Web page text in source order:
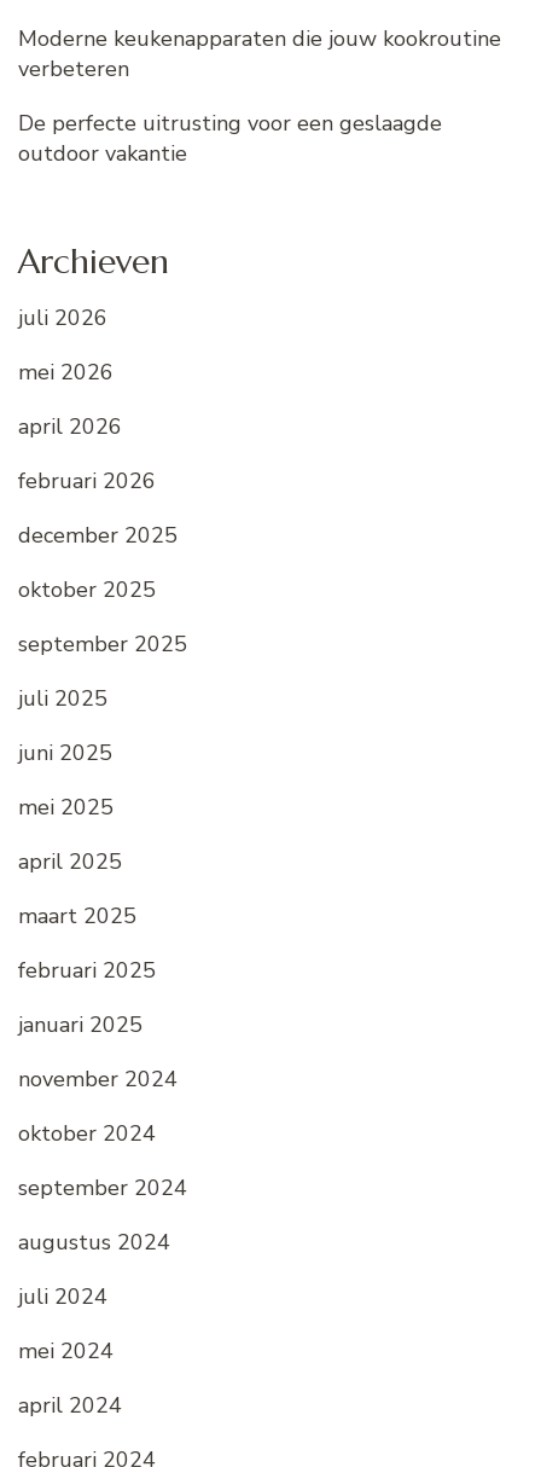
Moderne keukenapparaten die jouw kookroutine
verbeteren
De perfecte uitrusting voor een geslaagde
outdoor vakantie
Archieven
juli 2026
mei 2026
april 2026
februari 2026
december 2025
oktober 2025
september 2025
juli 2025
juni 2025
mei 2025
april 2025
maart 2025
februari 2025
januari 2025
november 2024
oktober 2024
september 2024
augustus 2024
juli 2024
mei 2024
april 2024
februari 2024